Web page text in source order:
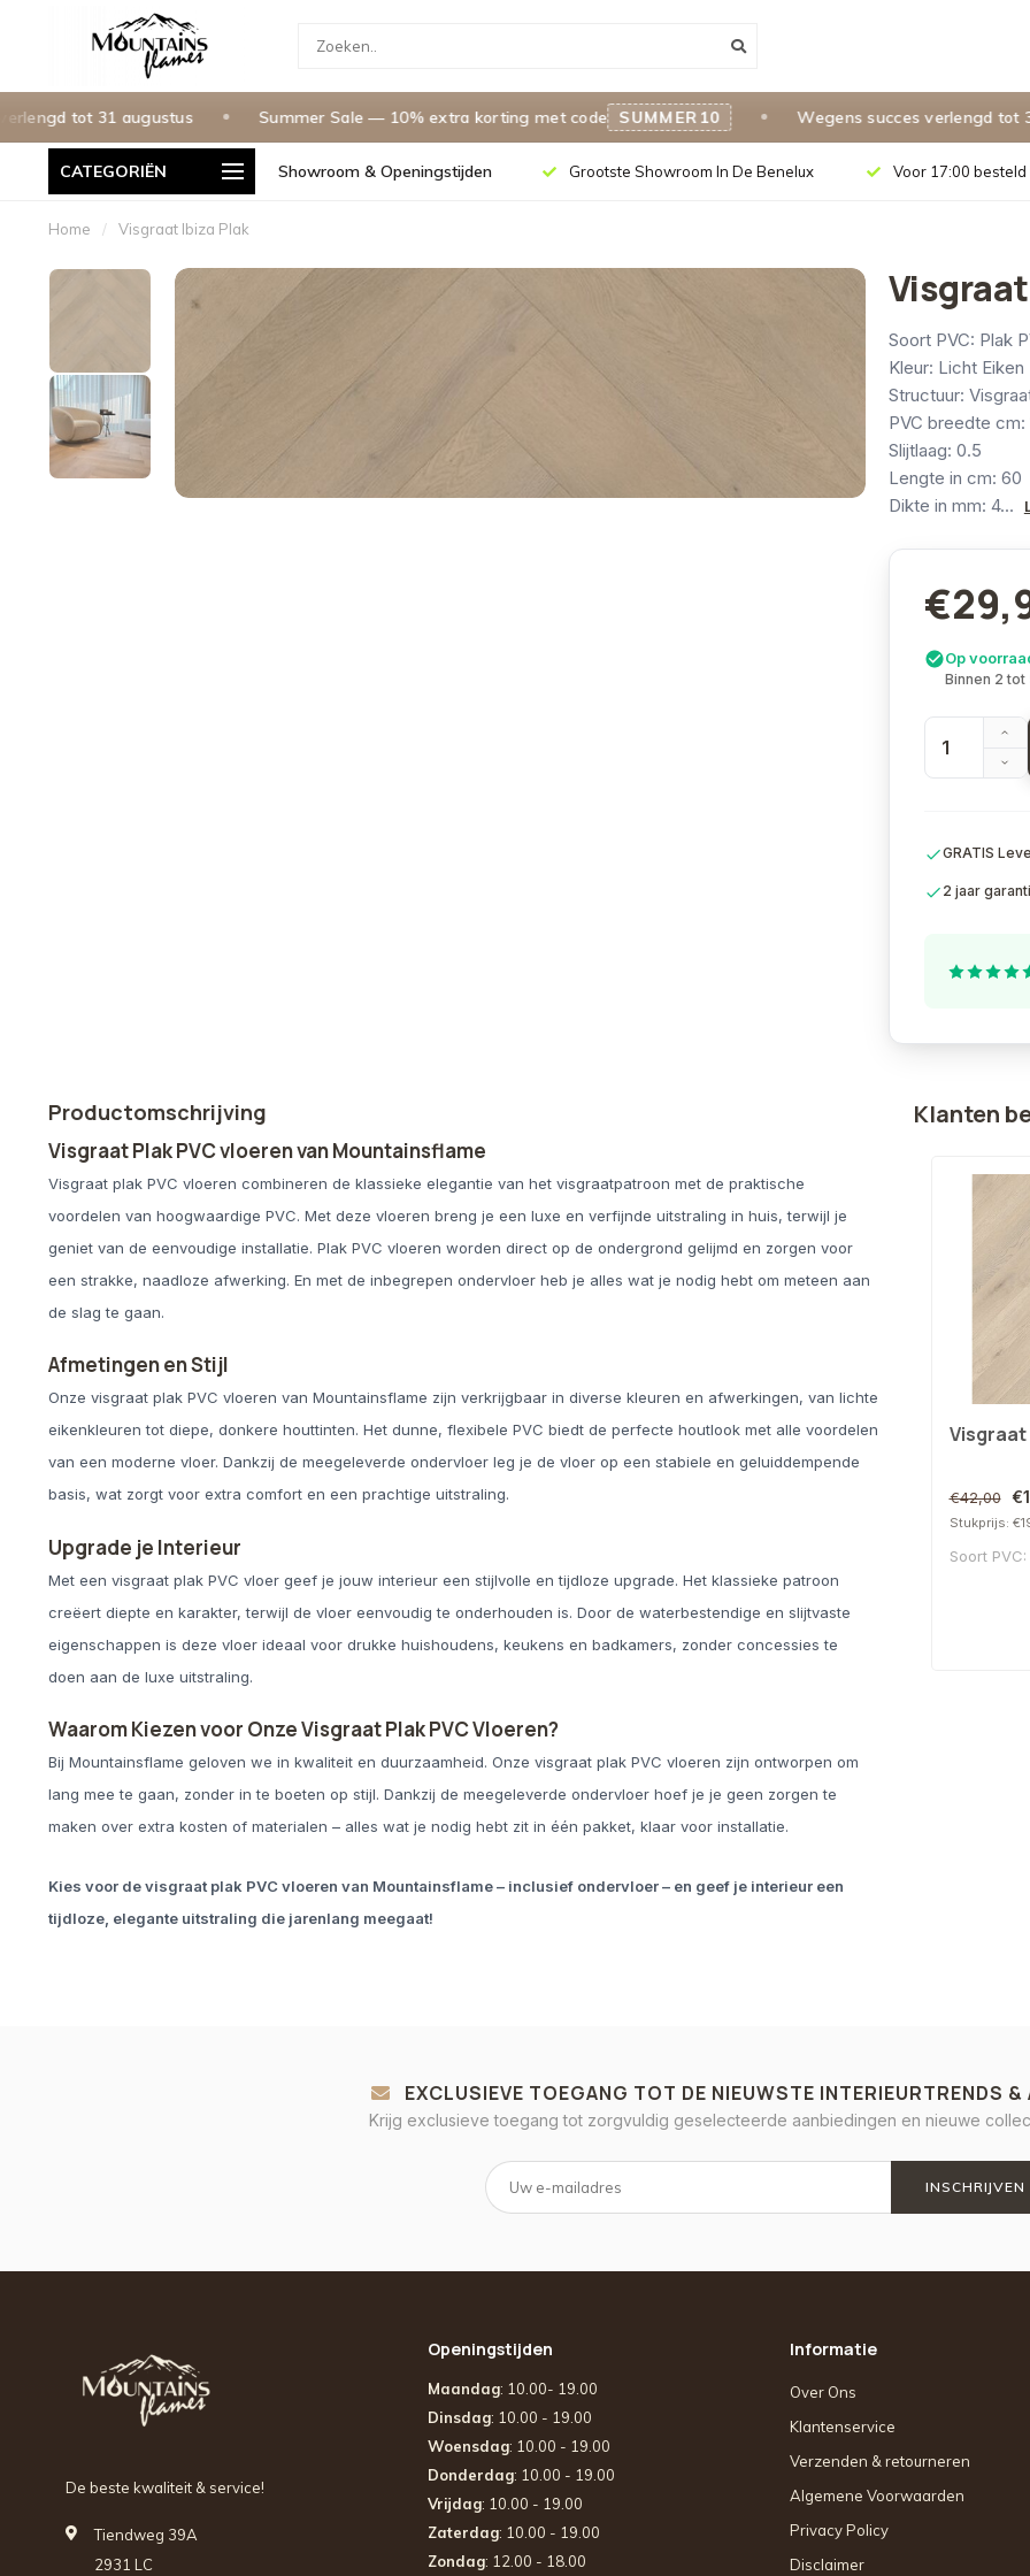
tot 31 augustus Summer Sale — 10% extra korting met code SUMMER10 Wegens succes verlengd tot 31
CATEGORIËN Showroom & Openingstijden
Nederland & Belgie Betaal In 3 Termijnen, 0% Rente Grootste Showroom In De Benelux Voor 17:00 besteld
Home / Visgraat Ibiza Plak
Soort PVC: Plak
Kleur: Licht Eiken
Structuur:
PVC breedte cm:
Slijtlaag: 0.5
Lengte in cm: 60
Dikte in mm: 4...
Op
Binnen 2 tot
GRATIS
2 jaar
Productomschrijving
Visgraat Plak PVC vloeren van Mountainsflame
Visgraat plak PVC vloeren combineren de klassieke elegantie van het visgraatpatroon met de praktische
voordelen van hoogwaardige PVC. Met deze vloeren breng je een luxe en verfijnde uitstraling in huis, terwijl je
geniet van de eenvoudige installatie. Plak PVC vloeren worden direct op de ondergrond gelijmd en zorgen voor
een strakke, naadloze afwerking. En met de inbegrepen ondervloer heb je alles wat je nodig hebt om meteen aan
de slag te gaan.
Afmetingen en Stijl
Onze visgraat plak PVC vloeren van Mountainsflame zijn verkrijgbaar in diverse kleuren en afwerkingen, van lichte
eikenkleuren tot diepe, donkere houttinten. Het dunne, flexibele PVC biedt de perfecte houtlook met alle voordelen
van een moderne vloer. Dankzij de meegeleverde ondervloer leg je de vloer op een stabiele en geluiddempende
basis, wat zorgt voor extra comfort en een prachtige uitstraling.
Upgrade je Interieur
Met een visgraat plak PVC vloer geef je jouw interieur een stijlvolle en tijdloze upgrade. Het klassieke patroon
creëert diepte en karakter, terwijl de vloer eenvoudig te onderhouden is. Door de waterbestendige en slijtvaste
eigenschappen is deze vloer ideaal voor drukke huishoudens, keukens en badkamers, zonder concessies te
doen aan de luxe uitstraling.
Waarom Kiezen voor Onze Visgraat Plak PVC Vloeren?
Bij Mountainsflame geloven we in kwaliteit en duurzaamheid. Onze visgraat plak PVC vloeren zijn ontworpen om
lang mee te gaan, zonder in te boeten op stijl. Dankzij de meegeleverde ondervloer hoef je je geen zorgen te
maken over extra kosten of materialen – alles wat je nodig hebt zit in één pakket, klaar voor installatie.
Kies voor de visgraat plak PVC vloeren van Mountainsflame – inclusief ondervloer – en geef je interieur een
tijdloze, elegante uitstraling die jarenlang meegaat!
Klanten
Visgraat
€42,00
Stukprijs:
Soort
EXCLUSIEVE TOEGANG TOT DE NIEUWSTE INTERIEURTRENDS &
Krijg exclusieve toegang tot zorgvuldig geselecteerde aanbiedingen en nieuwe
INSCHRIJVEN
De beste kwaliteit & service!
Tiendweg 39A
2931 LC
Openingstijden
Maandag: 10.00- 19.00
Dinsdag: 10.00 - 19.00
Woensdag: 10.00 - 19.00
Donderdag: 10.00 - 19.00
Vrijdag: 10.00 - 19.00
Zaterdag: 10.00 - 19.00
Zondag: 12.00 - 18.00
Informatie
Over Ons
Klantenservice
Verzenden & retourneren
Algemene Voorwaarden
Privacy Policy
Disclaimer